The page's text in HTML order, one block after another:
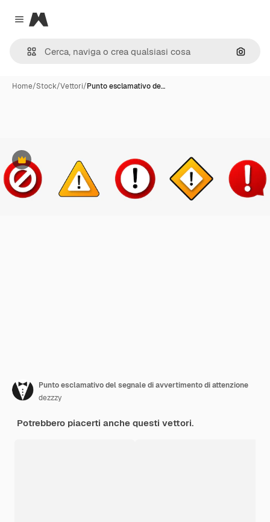
Close menu
Magnific
Cerca
Home/Stock/Vettori/Punto esclamativo de…
Premium
Punto esclamativo del segnale di avvertimento di attenzione
dezzzy
Potrebbero piacerti anche questi vettori.